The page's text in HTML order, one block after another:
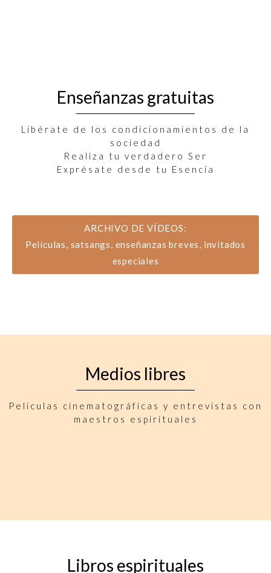
Enseñanzas gratuitas
Libérate de los condicionamientos de la
sociedad
Realiza tu verdadero Ser
Exprésate desde tu Esencia
ARCHIVO DE VÍDEOS:
Películas, satsangs, enseñanzas breves, invitados
especiales
Medios libres
Películas cinematográficas y entrevistas con
maestros espirituales
Libros espirituales